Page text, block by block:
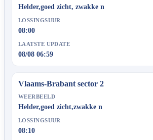
Helder,goed zicht, zwakke n
LOSSINGSUUR
08:00
LAATSTE UPDATE
08/08 06:59
Vlaams-Brabant sector 2
WEERBEELD
Helder,goed zicht,zwakke n
LOSSINGSUUR
08:10